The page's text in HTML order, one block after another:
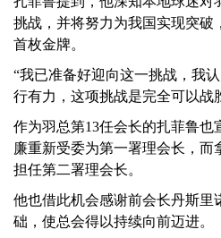
挑战，并将努力为我国实现突破
首枚金牌。
“我已准备好迎向这一挑战，我
行有力，这项挑战是完全可以战
作为羽总第13任会长的扎菲鲁也
廉重新受委为第一署理会长，
担任第二署理会长。
他也借此机会感谢前会长丹斯里
础，使总会得以持续向前迈进。